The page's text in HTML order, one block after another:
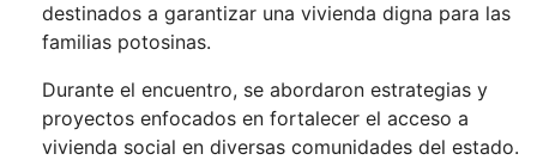
destinados a garantizar una vivienda digna para las
familias potosinas.
Durante el encuentro, se abordaron estrategias y
proyectos enfocados en fortalecer el acceso a
vivienda social en diversas comunidades del estado.